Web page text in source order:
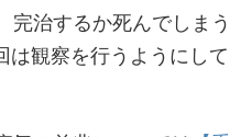
完治するか死んでしまう
は観察を行うようにして